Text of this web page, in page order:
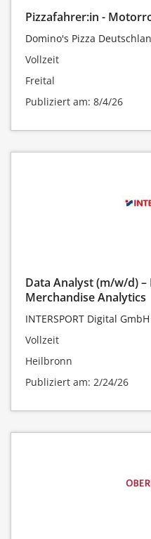
Pizzafahrer:in -
Domino's Pizza
Vollzeit
Freital
Publiziert am: 8/4/26
Data Analyst (m/w/d)
Merchandise Analytics
INTERSPORT Digital GmbH
Vollzeit
Heilbronn
Publiziert am: 2/24/26